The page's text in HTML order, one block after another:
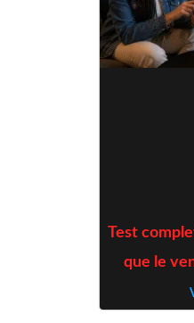
Test
que le